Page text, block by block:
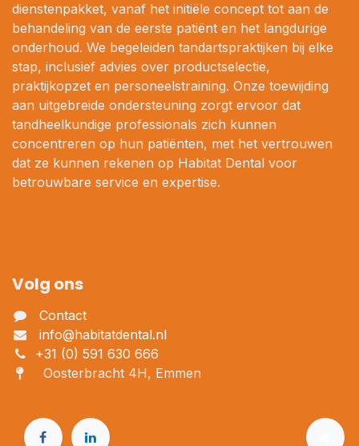
dienstenpakket, vanaf het initiële concept tot aan de
behandeling van de eerste patiënt en het langdurige
onderhoud. We begeleiden tandartspraktijken bij elke
stap, inclusief advies over productselectie,
praktijkopzet en personeelstraining. Onze toewijding
aan uitgebreide ondersteuning zorgt ervoor dat
tandheelkundige professionals zich kunnen
concentreren op hun patiënten, met het vertrouwen
dat ze kunnen rekenen op Habitat Dental voor
betrouwbare service en expertise.
Volg ons
Contact
info@habitatdental.nl
+31 (0) 591 630 666
Oosterbracht 4H, Emmen